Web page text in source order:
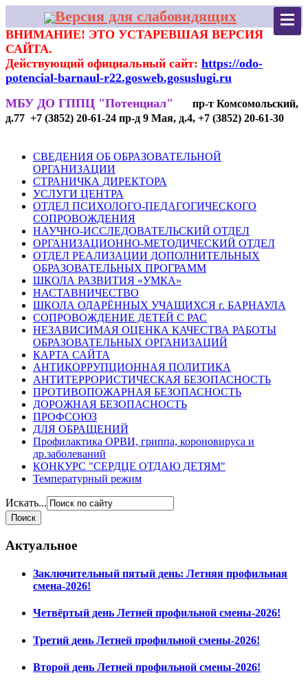
Версия для слабовидящих
ВНИМАНИЕ! ЭТО УСТАРЕВШАЯ ВЕРСИЯ
САЙТА.
Действующий официальный сайт: https://odo-
potencial-barnaul-r22.gosweb.gosuslugi.ru
МБУ ДО ГППЦ "Потенциал"
пр-т Комсомольский,
д.77 +7 (3852) 20-61-24 пр-д 9 Мая, д.4, +7 (3852) 20-61-30
СВЕДЕНИЯ ОБ ОБРАЗОВАТЕЛЬНОЙ
ОРГАНИЗАЦИИ
СТРАНИЧКА ДИРЕКТОРА
УСЛУГИ ЦЕНТРА
ОТДЕЛ ПСИХОЛОГО-ПЕДАГОГИЧЕСКОГО
СОПРОВОЖДЕНИЯ
НАУЧНО-ИССЛЕДОВАТЕЛЬСКИЙ ОТДЕЛ
ОРГАНИЗАЦИОННО-МЕТОДИЧЕСКИЙ ОТДЕЛ
ОТДЕЛ РЕАЛИЗАЦИИ ДОПОЛНИТЕЛЬНЫХ
ОБРАЗОВАТЕЛЬНЫХ ПРОГРАММ
ШКОЛА РАЗВИТИЯ «УМКА»
НАСТАВНИЧЕСТВО
ШКОЛА ОДАРЁННЫХ УЧАЩИХСЯ г. БАРНАУЛА
СОПРОВОЖДЕНИЕ ДЕТЕЙ С РАС
НЕЗАВИСИМАЯ ОЦЕНКА КАЧЕСТВА РАБОТЫ
ОБРАЗОВАТЕЛЬНЫХ ОРГАНИЗАЦИЙ
КАРТА САЙТА
АНТИКОРРУПЦИОННАЯ ПОЛИТИКА
АНТИТЕРРОРИСТИЧЕСКАЯ БЕЗОПАСНОСТЬ
ПРОТИВОПОЖАРНАЯ БЕЗОПАСНОСТЬ
ДОРОЖНАЯ БЕЗОПАСНОСТЬ
ПРОФСОЮЗ
ДЛЯ ОБРАЩЕНИЙ
Профилактика ОРВИ, гриппа, короновируса и
др.заболеваний
КОНКУРС "СЕРДЦЕ ОТДАЮ ДЕТЯМ"
Температурный режим
Искать...
Актуальное
Заключительный пятый день: Летняя профильная
смена-2026!
Четвёртый день Летней профильной смены-2026!
Третий день Летней профильной смены-2026!
Второй день Летней профильной смены-2026!